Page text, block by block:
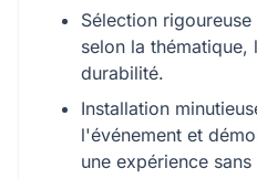
Sélection
selon la thématique,
durabilité.
Installation
l'événement et
une expérience sans